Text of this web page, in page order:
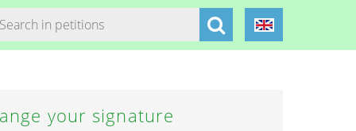
your signature